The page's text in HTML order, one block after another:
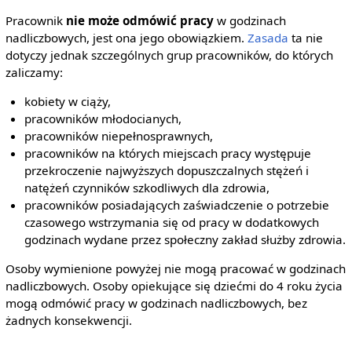
Pracownik nie może odmówić pracyw godzinach
nadliczbowych, jest ona jego obowiązkiem. Zasada ta nie
dotyczy jednak szczególnych grup pracowników, do których
zaliczamy:
kobiety w ciąży,
pracowników młodocianych,
pracowników niepełnosprawnych,
pracowników na których miejscach pracy występuje
przekroczenie najwyższych dopuszczalnych stężeń i
natężeń czynników szkodliwych dla zdrowia,
pracowników posiadających zaświadczenie o potrzebie
czasowego wstrzymania się od pracy w dodatkowych
godzinach wydane przez społeczny zakład służby zdrowia.
Osoby wymienione powyżej nie mogą pracować w godzinach
nadliczbowych. Osoby opiekujące się dziećmi do 4 roku życia
mogą odmówić pracy w godzinach nadliczbowych, bez
żadnych konsekwencji.